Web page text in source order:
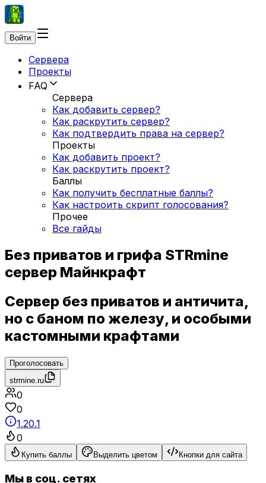
Войти
Сервера
Проекты
FAQ
Сервера
Как добавить сервер?
Как раскрутить сервер?
Как подтвердить права на сервер?
Проекты
Как добавить проект?
Как раскрутить проект?
Баллы
Как получить бесплатные баллы?
Как настроить скрипт голосования?
Прочее
Все гайды
Без приватов и грифа STRmine
сервер Майнкрафт
Сервер без приватов и античита,
но с баном по железу, и особыми
кастомными крафтами
Проголосовать
strmine.ru
0
0
1.20.1
0
Купить баллы Выделить цветом Кнопки для сайта
Мы в соц. сетях